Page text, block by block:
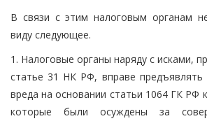
В связи с этим налоговым органам
виду следующее.
1. Налоговые органы наряду с исками,
статье 31 НК РФ, вправе
вреда на основании статьи 1064 ГК РФ
которые были осуждены за